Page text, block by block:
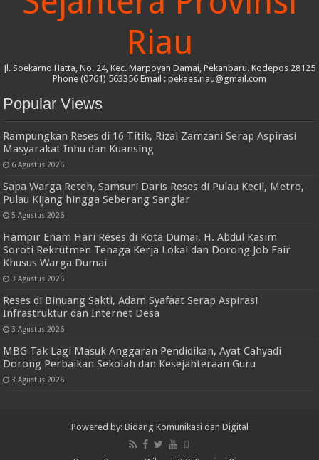
Riau
Jl. Soekarno Hatta, No. 24, Kec. Marpoyan Damai, Pekanbaru. Kodepos 28125
Phone (0761) 563356 Email : pekaes.riau@gmail.com
Popular Views
Rampungkan Reses di 16 Titik, Rizal Zamzani Serap Aspirasi
Masyarakat Inhu dan Kuansing
6 Agustus 2026
Sapa Warga Reteh, Samsuri Daris Reses di Pulau Kecil, Metro,
Pulau Kijang hingga Seberang Sanglar
5 Agustus 2026
Hampir Enam Hari Reses di Kota Dumai, H. Abdul Kasim
Soroti Rekrutmen Tenaga Kerja Lokal dan Dorong Job Fair
Khusus Warga Dumai
3 Agustus 2026
Reses di Binuang Sakti, Adam Syafaat Serap Aspirasi
Infrastruktur dan Internet Desa
3 Agustus 2026
MBG Tak Lagi Masuk Anggaran Pendidikan, Ayat Cahyadi
Dorong Perbaikan Sekolah dan Kesejahteraan Guru
3 Agustus 2026
Powered by: Bidang Komunikasi dan Digital